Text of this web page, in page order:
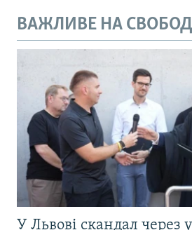
ВАЖЛИВЕ НА
У Львові скандал через